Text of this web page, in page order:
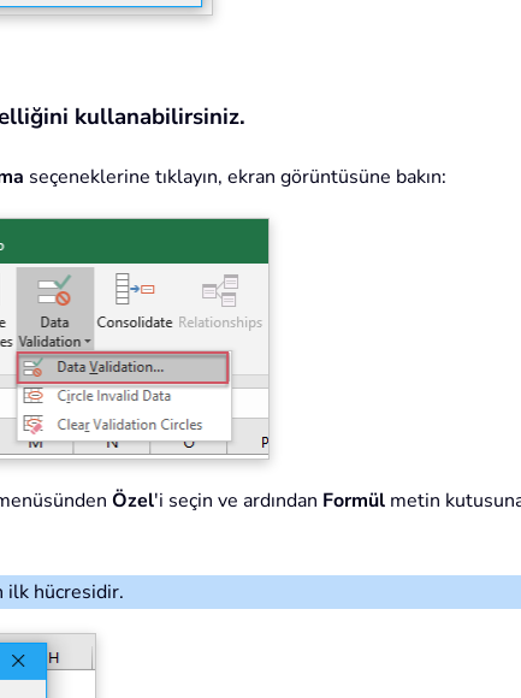
kullanabilirsiniz.
seçeneklerine tıklayın, ekran görüntüsüne bakın:
Özel'i seçin ve ardından Formül metin
ilk hücresidir.